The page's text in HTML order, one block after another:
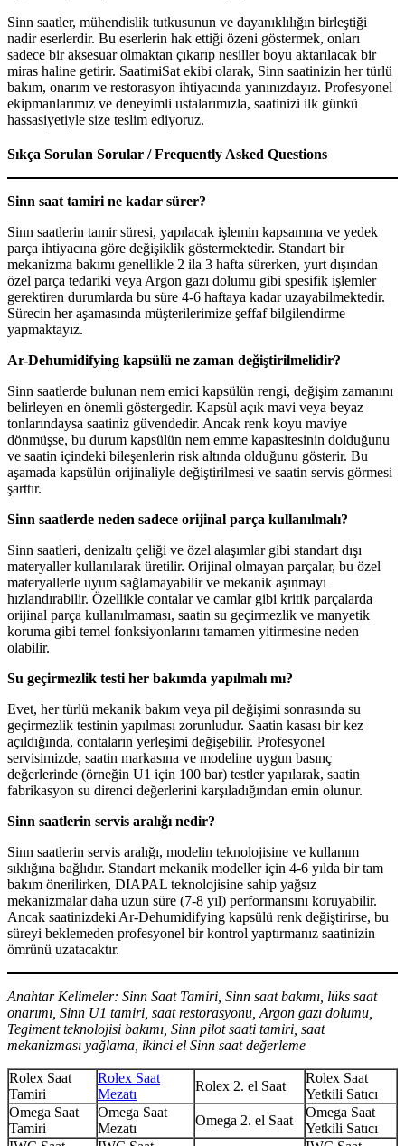
Sinn saatler, mühendislik tutkusunun ve dayanıklılığın birleştiği
nadir eserlerdir. Bu eserlerin hak ettiği özeni göstermek, onları
sadece bir aksesuar olmaktan çıkarıp nesiller boyu aktarılacak bir
miras haline getirir. SaatimiSat ekibi olarak, Sinn saatinizin her türlü
bakım, onarım ve restorasyon ihtiyacında yanınızdayız. Profesyonel
ekipmanlarımız ve deneyimli ustalarımızla, saatinizi ilk günkü
hassasiyetiyle size teslim ediyoruz.
Sıkça Sorulan Sorular / Frequently Asked Questions
Sinn saat tamiri ne kadar sürer?
Sinn saatlerin tamir süresi, yapılacak işlemin kapsamına ve yedek
parça ihtiyacına göre değişiklik göstermektedir. Standart bir
mekanizma bakımı genellikle 2 ila 3 hafta sürerken, yurt dışından
özel parça tedariki veya Argon gazı dolumu gibi spesifik işlemler
gerektiren durumlarda bu süre 4-6 haftaya kadar uzayabilmektedir.
Sürecin her aşamasında müşterilerimize şeffaf bilgilendirme
yapmaktayız.
Ar-Dehumidifying kapsülü ne zaman değiştirilmelidir?
Sinn saatlerde bulunan nem emici kapsülün rengi, değişim zamanını
belirleyen en önemli göstergedir. Kapsül açık mavi veya beyaz
tonlarındaysa saatiniz güvendedir. Ancak renk koyu maviye
dönmüşse, bu durum kapsülün nem emme kapasitesinin dolduğunu
ve saatin içindeki bileşenlerin risk altında olduğunu gösterir. Bu
aşamada kapsülün orijinaliyle değiştirilmesi ve saatin servis görmesi
şarttır.
Sinn saatlerde neden sadece orijinal parça kullanılmalı?
Sinn saatleri, denizaltı çeliği ve özel alaşımlar gibi standart dışı
materyaller kullanılarak üretilir. Orijinal olmayan parçalar, bu özel
materyallerle uyum sağlamayabilir ve mekanik aşınmayı
hızlandırabilir. Özellikle contalar ve camlar gibi kritik parçalarda
orijinal parça kullanılmaması, saatin su geçirmezlik ve manyetik
koruma gibi temel fonksiyonlarını tamamen yitirmesine neden
olabilir.
Su geçirmezlik testi her bakımda yapılmalı mı?
Evet, her türlü mekanik bakım veya pil değişimi sonrasında su
geçirmezlik testinin yapılması zorunludur. Saatin kasası bir kez
açıldığında, contaların yerleşimi değişebilir. Profesyonel
servisimizde, saatin markasına ve modeline uygun basınç
değerlerinde (örneğin U1 için 100 bar) testler yapılarak, saatin
fabrikasyon su direnci değerlerini karşıladığından emin olunur.
Sinn saatlerin servis aralığı nedir?
Sinn saatlerin servis aralığı, modelin teknolojisine ve kullanım
sıklığına bağlıdır. Standart mekanik modeller için 4-6 yılda bir tam
bakım önerilirken, DIAPAL teknolojisine sahip yağsız
mekanizmalar daha uzun süre (7-8 yıl) performansını koruyabilir.
Ancak saatinizdeki Ar-Dehumidifying kapsülü renk değiştirirse, bu
süreyi beklemeden profesyonel bir kontrol yaptırmanız saatinizin
ömrünü uzatacaktır.
Anahtar Kelimeler: Sinn Saat Tamiri, Sinn saat bakımı, lüks saat
onarımı, Sinn U1 tamiri, saat restorasyonu, Argon gazı dolumu,
Tegiment teknolojisi bakımı, Sinn pilot saati tamiri, saat
mekanizması yağlama, ikinci el Sinn saat değerleme
Rolex Saat
Tamiri
Rolex Saat
Mezatı
Rolex 2. el Saat
Rolex Saat
Yetkili Satıcı
Omega Saat
Tamiri
Omega Saat
Mezatı
Omega 2. el Saat
Omega Saat
Yetkili Satıcı